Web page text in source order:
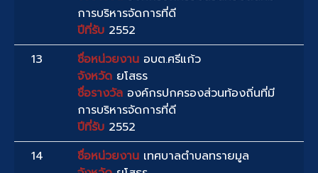
การบริหารจัดการที่ดี
ปีที่รับ 2552
13
ชื่อหน่วยงาน อบต.ศรีแก้ว
จังหวัด ยโสธร
ชื่อรางวัล องค์กรปกครองส่วนท้องถิ่นที่มี
การบริหารจัดการที่ดี
ปีที่รับ 2552
14
ชื่อหน่วยงาน เทศบาลตำบลทรายมูล